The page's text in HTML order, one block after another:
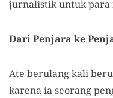
jurnalistik untuk para
Dari Penjara ke
Ate berulang kali
karena ia seorang